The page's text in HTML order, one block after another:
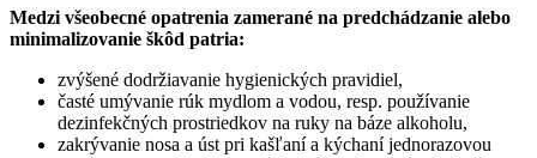
Medzi všeobecné opatrenia zamerané na predchádzanie alebo
minimalizovanie škôd patria:
zvýšené dodržiavanie hygienických pravidiel,
časté umývanie rúk mydlom a vodou, resp. používanie
dezinfekčných prostriedkov na ruky na báze alkoholu,
zakrývanie nosa a úst pri kašľaní a kýchaní jednorazovou